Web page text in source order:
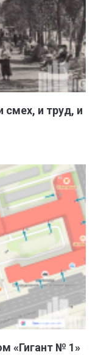
смех, и труд, и
«Гигант № 1»